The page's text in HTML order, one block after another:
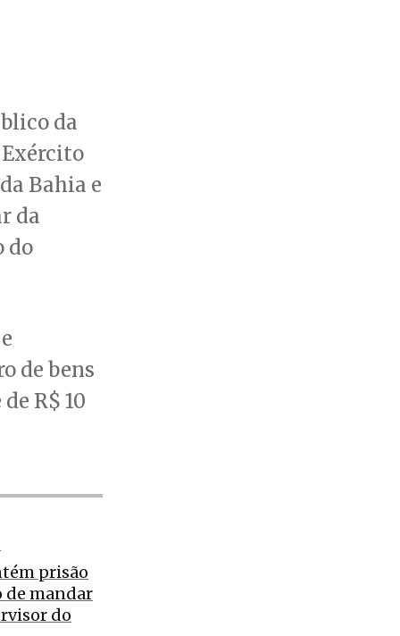
da
Exército
Bahia e
da
do
de bens
R$ 10
prisão
de mandar
do